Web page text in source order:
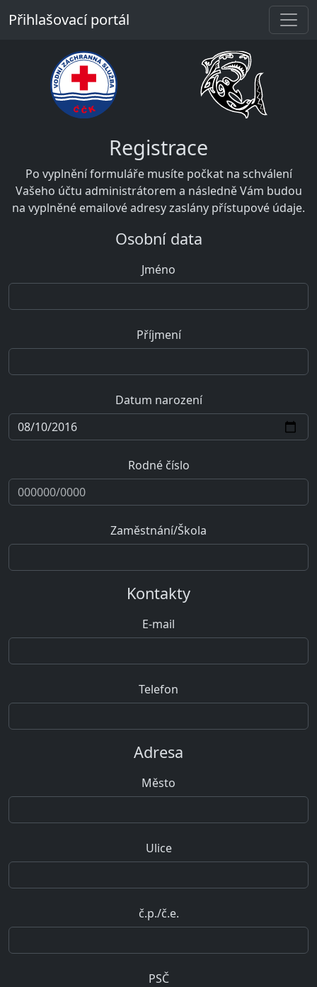
Přihlašovací portál
Registrace
Po vyplnění formuláře musíte počkat na schválení
Vašeho účtu administrátorem a následně Vám budou
na vyplněné emailové adresy zaslány přístupové údaje.
Osobní data
Jméno
Příjmení
Datum narození
Rodné číslo
Zaměstnání/Škola
Kontakty
E-mail
Telefon
Adresa
Město
Ulice
č.p./č.e.
PSČ